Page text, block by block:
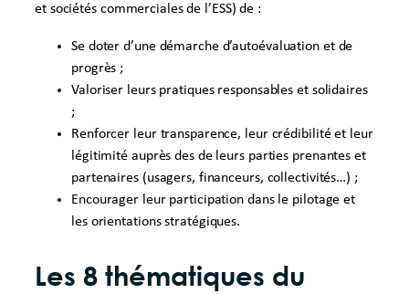
et sociétés commerciales de l’ESS) de :
Se doter d’une démarche d’autoévaluation et de
progrès ;
Valoriser leurs pratiques responsables et solidaires
;
Renforcer leur transparence, leur crédibilité et leur
légitimité auprès des de leurs parties prenantes et
partenaires (usagers, financeurs, collectivités…) ;
Encourager leur participation dans le pilotage et
les orientations stratégiques.
Les 8 thématiques du